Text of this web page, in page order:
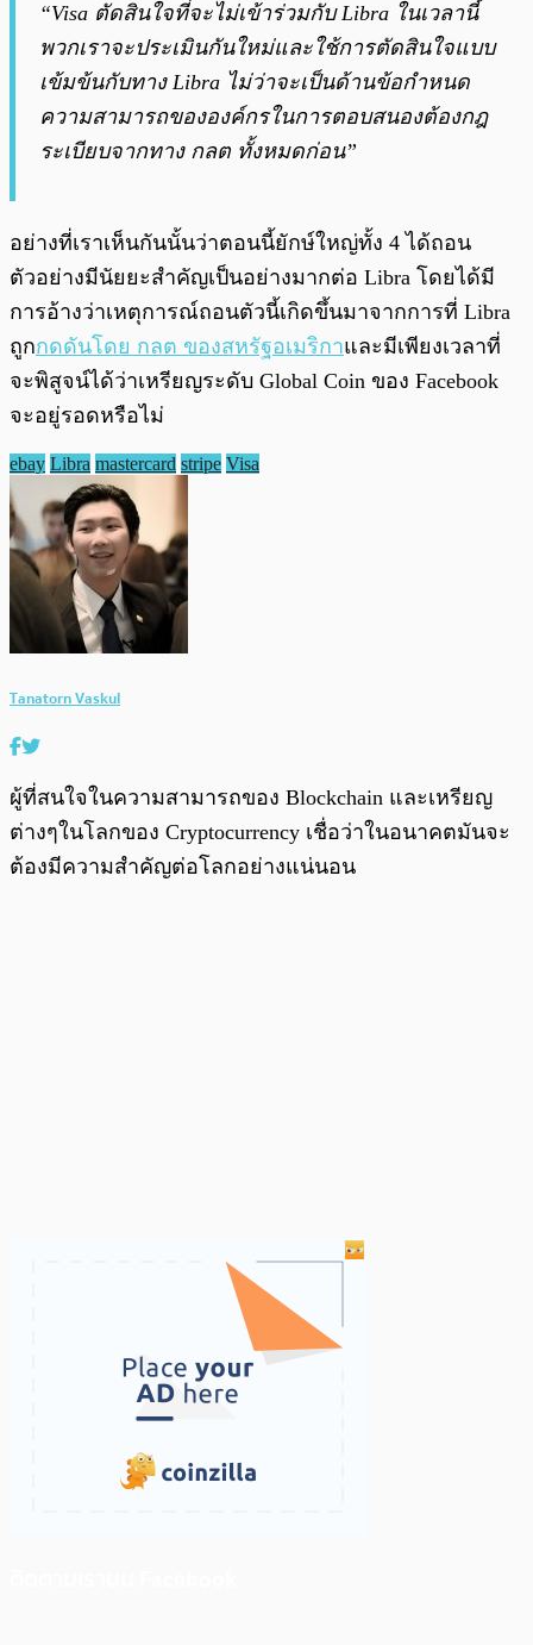
“Visa ตัดสินใจที่จะไม่เข้าร่วมกับ Libra ในเวลานี้
พวกเราจะประเมินกันใหม่และใช้การตัดสินใจแบบ
เข้มข้นกับทาง Libra ไม่ว่าจะเป็นด้านข้อกำหนด
ความสามารถขององค์กรในการตอบสนองต้องกฎ
ระเบียบจากทาง กลต ทั้งหมดก่อน”
อย่างที่เราเห็นกันนั้นว่าตอนนี้ยักษ์ใหญ่ทั้ง 4 ได้ถอน
ตัวอย่างมีนัยยะสำคัญเป็นอย่างมากต่อ Libra โดยได้มี
การอ้างว่าเหตุการณ์ถอนตัวนี้เกิดขึ้นมาจากการที่ Libra
ถูกกดดันโดย กลต ของสหรัฐอเมริกาและมีเพียงเวลาที่
จะพิสูจน์ได้ว่าเหรียญระดับ Global Coin ของ Facebook
จะอยู่รอดหรือไม่
ebay Libra mastercard stripe Visa
Tanatorn Vaskul
ผู้ที่สนใจในความสามารถของ Blockchain และเหรียญ
ต่างๆในโลกของ Cryptocurrency เชื่อว่าในอนาคตมันจะ
ต้องมีความสำคัญต่อโลกอย่างแน่นอน